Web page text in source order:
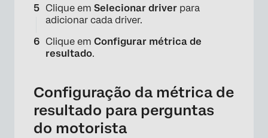
Clique em Selecionar driver para
adicionar cada driver.
Clique em Configurar métrica de
resultado.
Configuração da métrica de
resultado para perguntas
do motorista